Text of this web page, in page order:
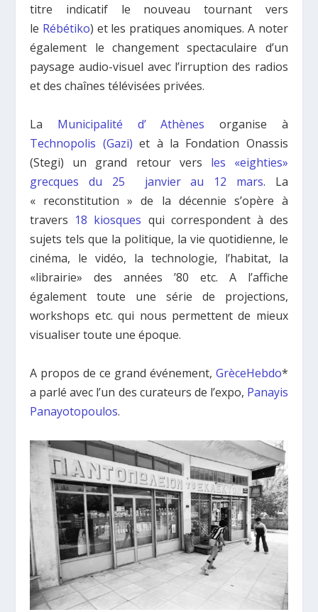
titre indicatif le nouveau tournant vers
le Rébétiko) et les pratiques anomiques. A noter
également le changement spectaculaire d’un
paysage audio-visuel avec l’irruption des radios
et des chaînes télévisées privées.
La Municipalité d’ Athènes organise à
Technopolis (Gazi) et à la Fondation Onassis
(Stegi) un grand retour vers les «eighties»
grecques du 25 janvier au 12 mars. La
« reconstitution » de la décennie s’opère à
travers 18 kiosques qui correspondent à des
sujets tels que la politique, la vie quotidienne, le
cinéma, le vidéo, la technologie, l’habitat, la
«librairie» des années ’80 etc. A l’affiche
également toute une série de projections,
workshops etc. qui nous permettent de mieux
visualiser toute une époque.
Α propos de ce grand événement, GrèceHebdo*
a parlé avec l’un des curateurs de l’expo, Panayis
Panayotopoulos.